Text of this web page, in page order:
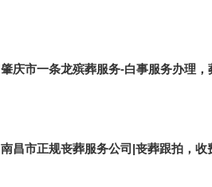
肇庆市一条龙殡葬服务-白事服务办理，
南昌市正规丧葬服务公司|丧葬跟拍，收